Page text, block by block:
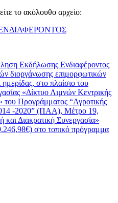
το ακόλουθο αρχείο:
Εκδήλωσης Ενδιαφέροντος
διοργάνωσης επιμορφωτικών
στο πλαίσιο του
«Δίκτυο Λιμνών Κεντρικής
του Προγράμματος “Αγροτικής
-2020” (ΠΑΑ), Μέτρο 19,
Διακρατική Συνεργασία»
στο τοπικό πρόγραμμα